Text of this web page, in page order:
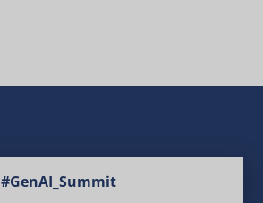
#GenAI_Summit